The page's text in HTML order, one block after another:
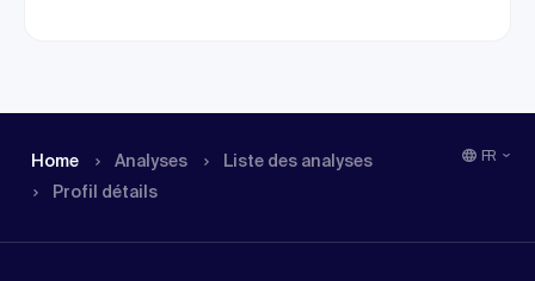
Home Analyses
Liste des analyses
Profil détails
FR